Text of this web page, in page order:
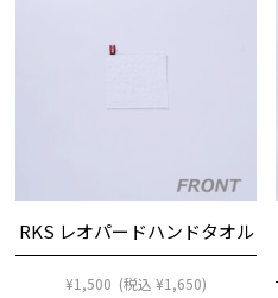
RKS レオパードハンドタオル
¥1,500 (税込 ¥1,650)